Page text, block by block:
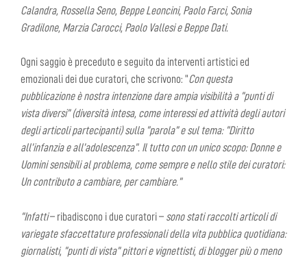
Calandra, Rossella Seno, Beppe Leoncini, Paolo Farci, Sonia
Gradilone, Marzia Carocci, Paolo Vallesi e Beppe Dati.
Ogni saggio è preceduto e seguito da interventi artistici ed
emozionali dei due curatori, che scrivono: “Con questa
pubblicazione è nostra intenzione dare ampia visibilità a “punti di
vista diversi” (diversità intesa, come interessi ed attività degli autori
degli articoli partecipanti) sulla “parola” e sul tema: “Diritto
all’infanzia e all’adolescenza”. Il tutto con un unico scopo: Donne e
Uomini sensibili al problema, come sempre e nello stile dei curatori:
Un contributo a cambiare, per cambiare.”
“Infatti– ribadiscono i due curatori – sono stati raccolti articoli di
variegate sfaccettature professionali della vita pubblica quotidiana:
giornalisti, “punti di vista” pittori e vignettisti, di blogger più o meno